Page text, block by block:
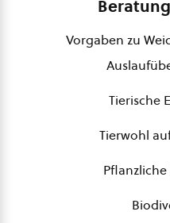
Vorgaben zu
Tierische
Tierwohl